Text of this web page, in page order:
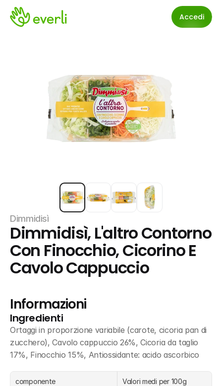
Accedi
Dimmidisì
Dimmidisì, L'altro Contorno
Con Finocchio, Cicorino E
Cavolo Cappuccio
Informazioni
Ingredienti
Ortaggi in proporzione variabile (carote, cicoria pan di
zucchero), Cavolo cappuccio 26%, Cicoria da taglio
17%, Finocchio 15%, Antiossidante: acido ascorbico
componente Valori medi per 100g